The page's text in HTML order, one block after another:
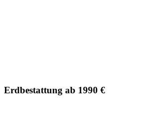
Erdbestattung ab 1990 €